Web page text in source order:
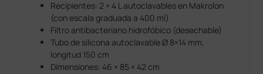
Recipientes: 2 × 4 L autoclavables en Makrolon
(con escala graduada a 400 ml)
Filtro antibacteriano hidrofóbico (desechable)
Tubo de silicona autoclavable Ø 8×14 mm,
longitud 150 cm
Dimensiones: 46 × 85 × 42 cm